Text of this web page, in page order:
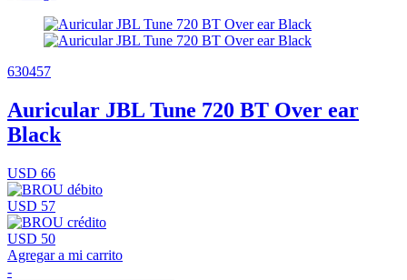
630457
Auricular JBL Tune 720 BT Over ear
Black
USD 66
USD 57
USD 50
Agregar a mi carrito
-